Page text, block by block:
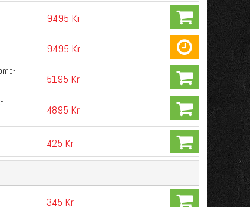
9495 Kr
9495 Kr
5195 Kr
4895 Kr
425 Kr
345 Kr